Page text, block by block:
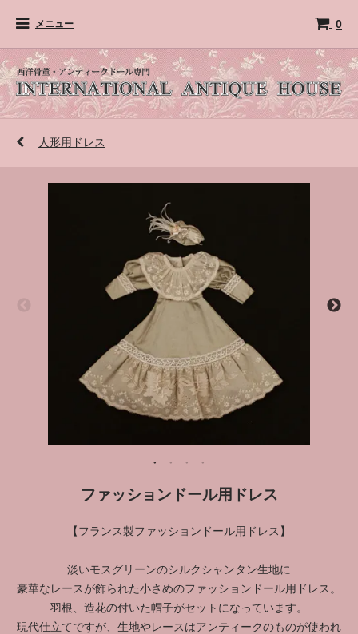
メニュー 0
人形用ドレス
ファッションドール用ドレス
【フランス製ファッションドール用ドレス】
淡いモスグリーンのシルクシャンタン生地に
豪華なレースが飾られた小さめのファッションドール用ドレス。
羽根、造花の付いた帽子がセットになっています。
現代仕立てですが、生地やレースはアンティークのものが使われ